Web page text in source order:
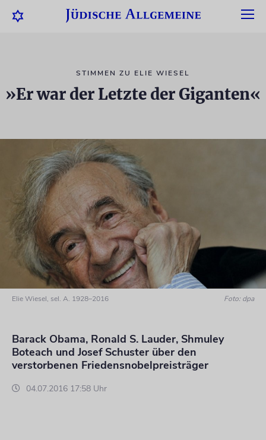
STIMMEN ZU ELIE WIESEL
»Er war der Letzte der Giganten«
Elie Wiesel, sel. A. 1928–2016 Foto: dpa
Barack Obama, Ronald S. Lauder, Shmuley
Boteach und Josef Schuster über den
verstorbenen Friedensnobelpreisträger
04.07.2016 17:58 Uhr